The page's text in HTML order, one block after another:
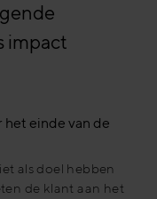
impact
het einde van de
als doel hebben
de klant aan het